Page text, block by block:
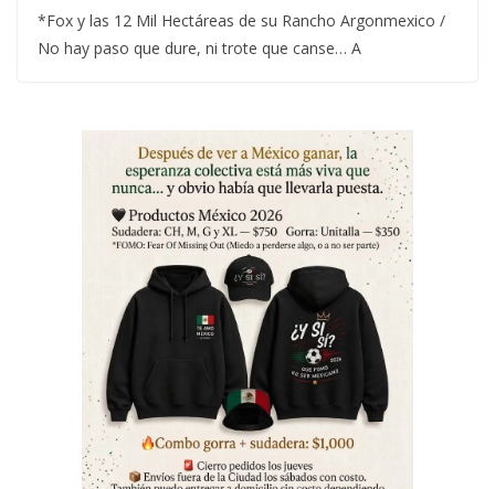
*Fox y las 12 Mil Hectáreas de su Rancho Argonmexico /
No hay paso que dure, ni trote que canse… A